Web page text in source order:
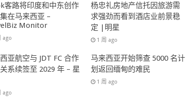
客路将印度和中东创作
在马来西亚 –
Monitor
ago
杨忠礼房地产信托因旅游需
求强劲而看到酒店业前景稳
定 |明星
1 周 ago
亚航空与 JDT FC 合作
系续签至 2029 年 – 星
ago
马来西亚开始筛查 5000 名计
划返回缅甸的难民
1 周 ago